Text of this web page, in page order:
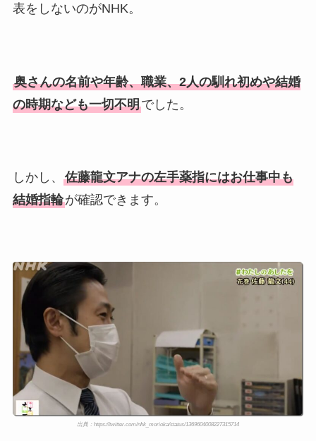
表をしないのがNHK。
奥さんの名前や年齢、職業、2人の馴れ初めや結婚
の時期なども一切不明でした。
しかし、 佐藤龍文アナの左手薬指にはお仕事中も
結婚指輪が確認できます。
出典：https://twitter.com/nhk_morioka/status/1369604008227315714